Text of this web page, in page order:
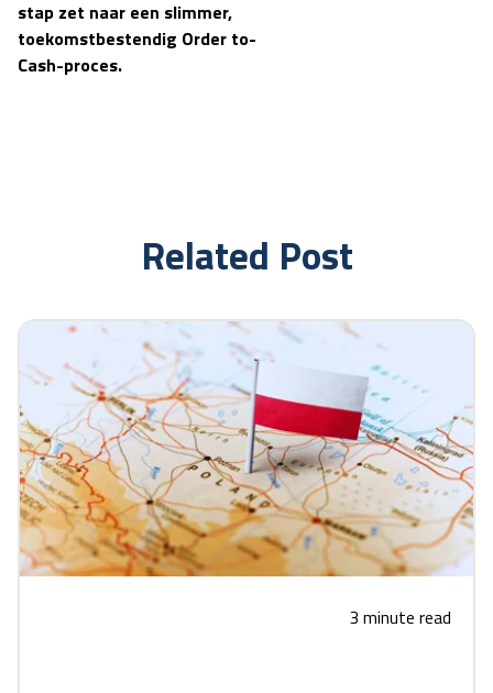
stap zet naar een slimmer,
toekomstbestendig Order to-
Cash-proces.
Related Post
3 minute read